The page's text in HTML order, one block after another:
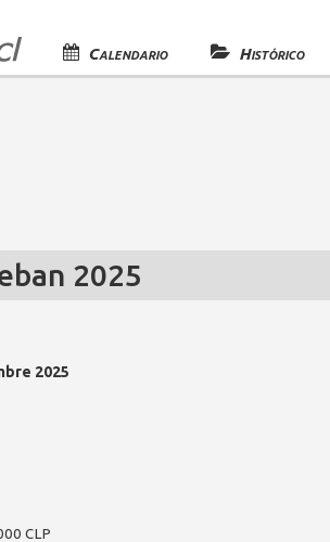
Calendario Histórico
2025
2025
CLP